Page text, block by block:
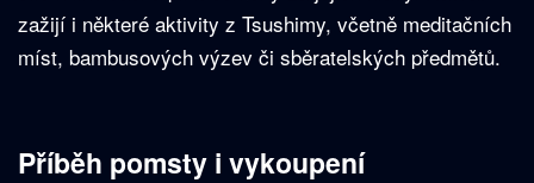
zažijí i některé aktivity z Tsushimy, včetně meditačních
míst, bambusových výzev či sběratelských předmětů.
Příběh pomsty i vykoupení